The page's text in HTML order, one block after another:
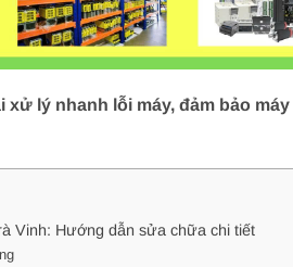
xử lý nhanh lỗi máy, đảm bảo
Vinh: Hướng dẫn sửa chữa chi tiết